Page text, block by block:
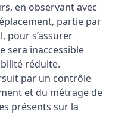
en observant avec
partie par
pour s’assurer
sera inaccessible
réduite.
par un contrôle
et du métrage de
présents sur la